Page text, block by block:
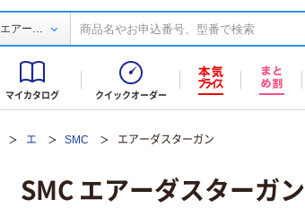
エアー...
マイカタログ クイックオーダー
エ SMC エアーダスターガン
SMC エアーダスターガン